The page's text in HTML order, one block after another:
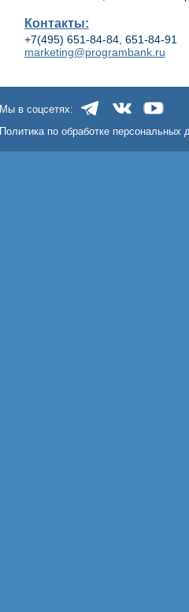
Контакты:
+7(495) 651-84-84, 651-84-91
marketing@programbank.ru
Мы в соцсетях:
Политика по обработке персональных